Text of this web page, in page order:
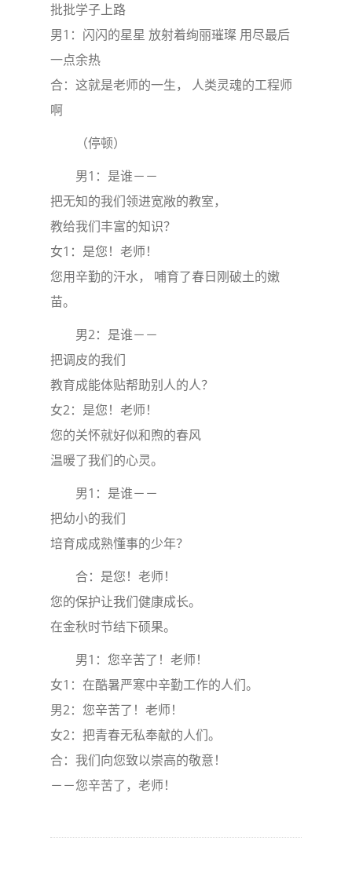
批批学子上路
男1：闪闪的星星 放射着绚丽璀璨 用尽最后
一点余热
合：这就是老师的一生， 人类灵魂的工程师
啊
（停顿）
男1：是谁－－
把无知的我们领进宽敞的教室，
教给我们丰富的知识？
女1：是您！老师！
您用辛勤的汗水， 哺育了春日刚破土的嫩
苗。
男2：是谁－－
把调皮的我们
教育成能体贴帮助别人的人？
女2：是您！老师！
您的关怀就好似和煦的春风
温暖了我们的心灵。
男1：是谁－－
把幼小的我们
培育成成熟懂事的少年？
合：是您！老师！
您的保护让我们健康成长。
在金秋时节结下硕果。
男1：您辛苦了！老师！
女1：在酷暑严寒中辛勤工作的人们。
男2：您辛苦了！老师！
女2：把青春无私奉献的人们。
合：我们向您致以崇高的敬意！
－－您辛苦了，老师！